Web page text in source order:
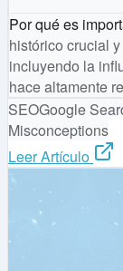
Por qué es
histórico crucial
incluyendo la
hace altamente
SEOGoogle
Misconceptions
Leer Artículo